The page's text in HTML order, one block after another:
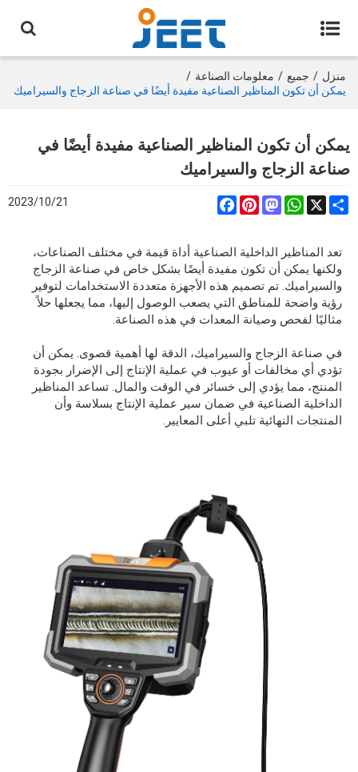
منزل / جميع / معلومات الصناعة /
يمكن أن تكون المناظير الصناعية مفيدة أيضًا في صناعة الزجاج والسيراميك
يمكن أن تكون المناظير الصناعية مفيدة أيضًا في
صناعة الزجاج والسيراميك
Share
FacebookPinterest
Mastodon
WhatsApp X
2023/10/21
تعد المناظير الداخلية الصناعية أداة قيمة في مختلف الصناعات،
ولكنها يمكن أن تكون مفيدة أيضًا بشكل خاص في صناعة الزجاج
والسيراميك. تم تصميم هذه الأجهزة متعددة الاستخدامات لتوفير
رؤية واضحة للمناطق التي يصعب الوصول إليها، مما يجعلها حلاً
مثاليًا لفحص وصيانة المعدات في هذه الصناعة.
في صناعة الزجاج والسيراميك، الدقة لها أهمية قصوى. يمكن أن
تؤدي أي مخالفات أو عيوب في عملية الإنتاج إلى الإضرار بجودة
المنتج، مما يؤدي إلى خسائر في الوقت والمال. تساعد المناظير
الداخلية الصناعية في ضمان سير عملية الإنتاج بسلاسة وأن
المنتجات النهائية تلبي أعلى المعايير.